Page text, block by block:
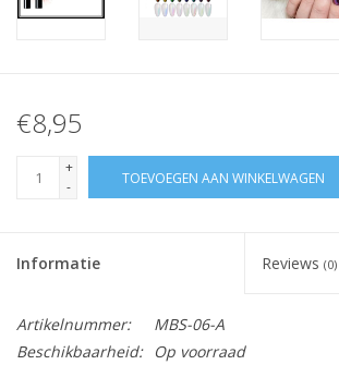
Nail Mist
€8,95
+
-
TOEVOEGEN AAN WINKELWAGEN
Informatie Reviews (0)
Artikelnummer:
MBS-06-A
Beschikbaarheid:
Op voorraad